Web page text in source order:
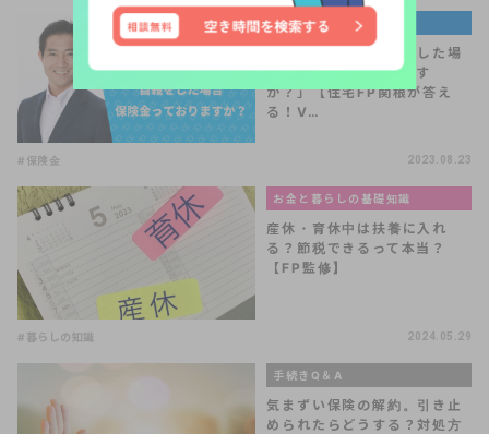
著名人・専門家コラム
よくある質問「自殺をした場
合、保険金っております
か？」【住宅FP関根が答え
る！V…
#保険金 2023.08.23
お金と暮らしの基礎知識
産休・育休中は扶養に入れ
る？節税できるって本当？
【FP監修】
#暮らしの知識 2024.05.29
手続きQ＆A
気まずい保険の解約。引き止
められたらどうする？対処方